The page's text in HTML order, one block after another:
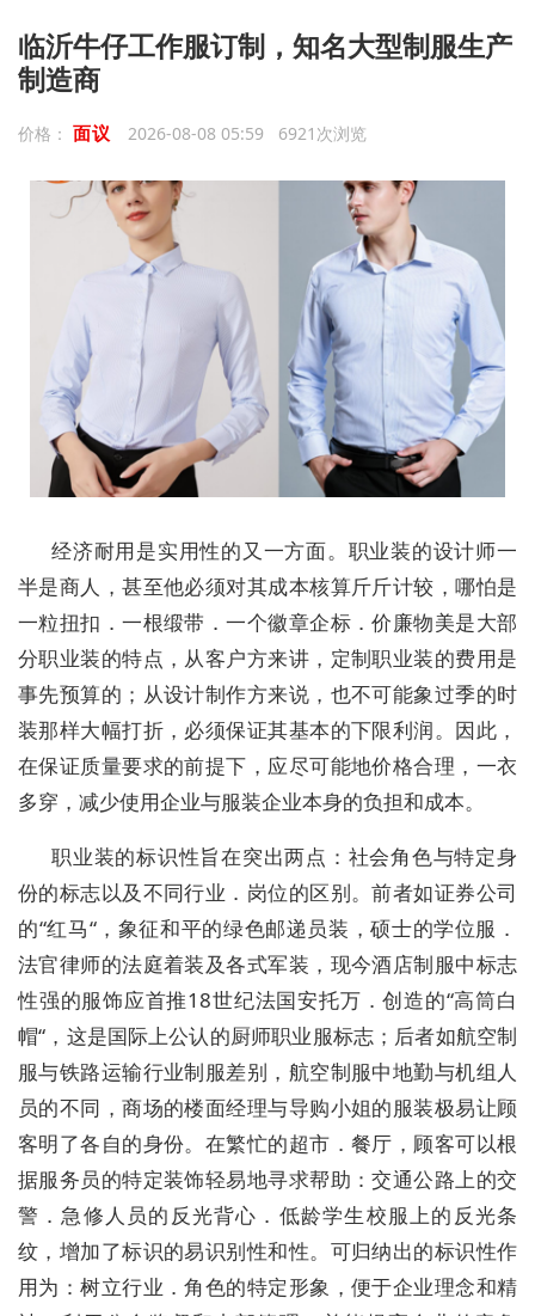
临沂牛仔工作服订制，知名大型制服生产
制造商
价格： 面议 2026-08-08 05:59 6921次浏览
经济耐用是实用性的又一方面。职业装的设计师一
半是商人，甚至他必须对其成本核算斤斤计较，哪怕是
一粒扭扣．一根缎带．一个徽章企标．价廉物美是大部
分职业装的特点，从客户方来讲，定制职业装的费用是
事先预算的；从设计制作方来说，也不可能象过季的时
装那样大幅打折，必须保证其基本的下限利润。因此，
在保证质量要求的前提下，应尽可能地价格合理，一衣
多穿，减少使用企业与服装企业本身的负担和成本。
职业装的标识性旨在突出两点：社会角色与特定身
份的标志以及不同行业．岗位的区别。前者如证券公司
的“红马“，象征和平的绿色邮递员装，硕士的学位服．
法官律师的法庭着装及各式军装，现今酒店制服中标志
性强的服饰应首推18世纪法国安托万．创造的“高筒白
帽“，这是国际上公认的厨师职业服标志；后者如航空制
服与铁路运输行业制服差别，航空制服中地勤与机组人
员的不同，商场的楼面经理与导购小姐的服装极易让顾
客明了各自的身份。在繁忙的超市．餐厅，顾客可以根
据服务员的特定装饰轻易地寻求帮助：交通公路上的交
警．急修人员的反光背心．低龄学生校服上的反光条
纹，增加了标识的易识别性和性。可归纳出的标识性作
用为：树立行业．角色的特定形象，便于企业理念和精